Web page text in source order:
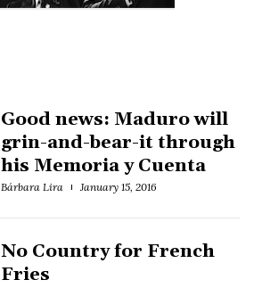
Good news: Maduro will
grin-and-bear-it through
his Memoria y Cuenta
Bárbara Lira January 15, 2016
No Country for French
Fries